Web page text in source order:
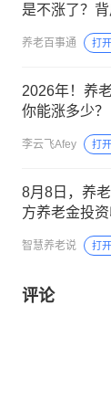
是不涨了？
养老百事通 打
2026年！养
你能涨多少？
李云飞Afey 打
8月8日，养
方养老金投
智慧养老说 打
评论